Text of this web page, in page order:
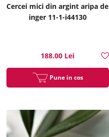
Cercei mici din argint aripa de
inger 11-1-i44130
188.00 Lei
Pune in cos